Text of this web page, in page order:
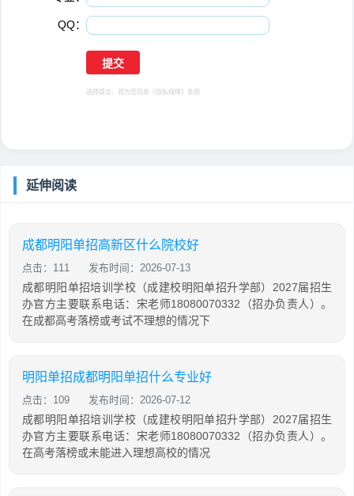
QQ：
选择提交，视为您同意 《隐私保障》 条例
延伸阅读
成都明阳单招高新区什么院校好
点击：111 发布时间：2026-07-13
成都明阳单招培训学校（成建校明阳单招升学部）2027届招生
办官方主要联系电话：宋老师18080070332（招办负责人）。
在成都高考落榜或考试不理想的情况下
明阳单招成都明阳单招什么专业好
点击：109 发布时间：2026-07-12
成都明阳单招培训学校（成建校明阳单招升学部）2027届招生
办官方主要联系电话：宋老师18080070332（招办负责人）。
在高考落榜或未能进入理想高校的情况